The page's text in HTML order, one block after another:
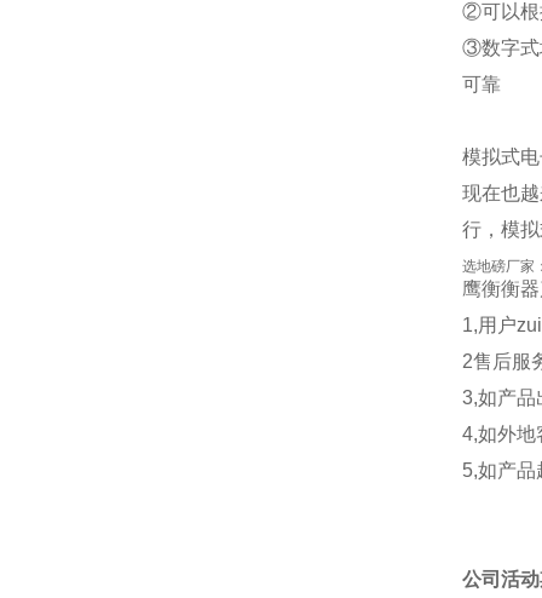
②可以根
③数字式
可靠
模拟式
现在也
行，模
选地磅厂家
鹰衡衡
1,用户
2售后服
3,如产品
4,如外地
5,如产品
公司活